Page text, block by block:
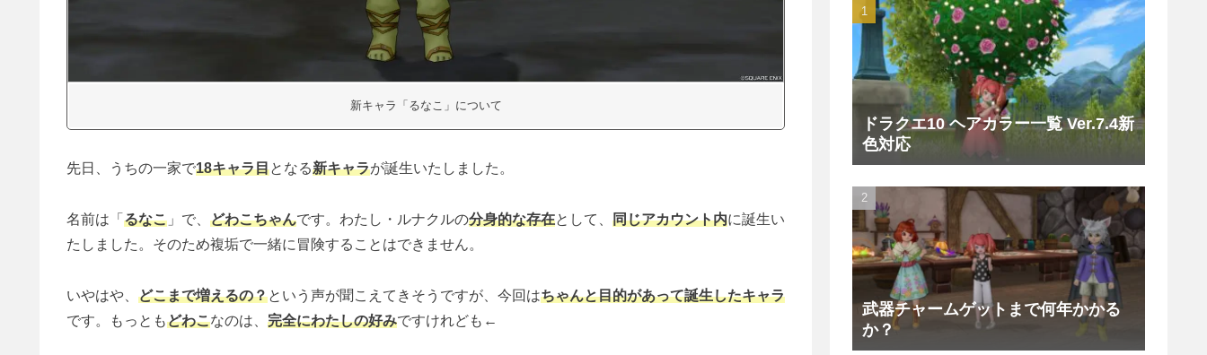
新キャラ「るなこ」について
先日、うちの一家で18キャラ目となる新キャラが誕生いたしました。
名前は「 るなこ 」で、 どわこちゃんです。わたし・ルナクルの分身的な存在として、 同じアカウント内に誕生い
たしました。そのため複垢で一緒に冒険することはできません。
いやはや、 どこまで増えるの？という声が聞こえてきそうですが、今回はちゃんと目的があって誕生したキャラ
です。もっともどわこなのは、 完全にわたしの好みですけれども←
ドラクエ10 ヘアカラー一覧 Ver.7.4新
色対応
武器チャームゲットまで何年かかる
か？